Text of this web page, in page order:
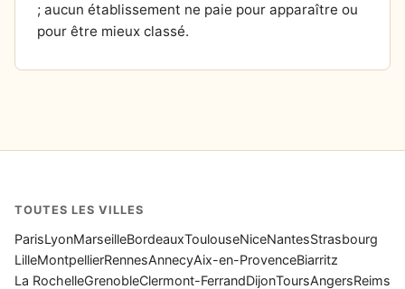
; aucun établissement ne paie pour apparaître ou
pour être mieux classé.
TOUTES LES VILLES
ParisLyonMarseilleBordeauxToulouseNiceNantesStrasbourg
LilleMontpellierRennesAnnecyAix-en-ProvenceBiarritz
La RochelleGrenobleClermont-FerrandDijonToursAngersReims